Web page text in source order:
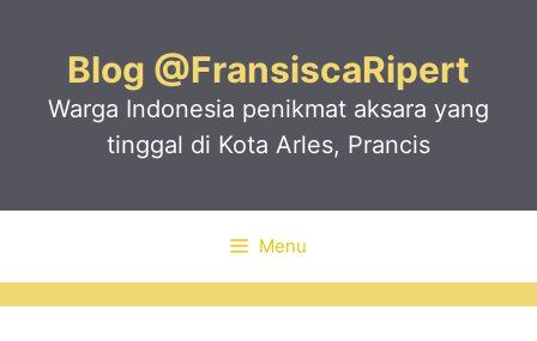
Blog @FransiscaRipert
Warga Indonesia penikmat aksara yang
tinggal di Kota Arles, Prancis
Menu